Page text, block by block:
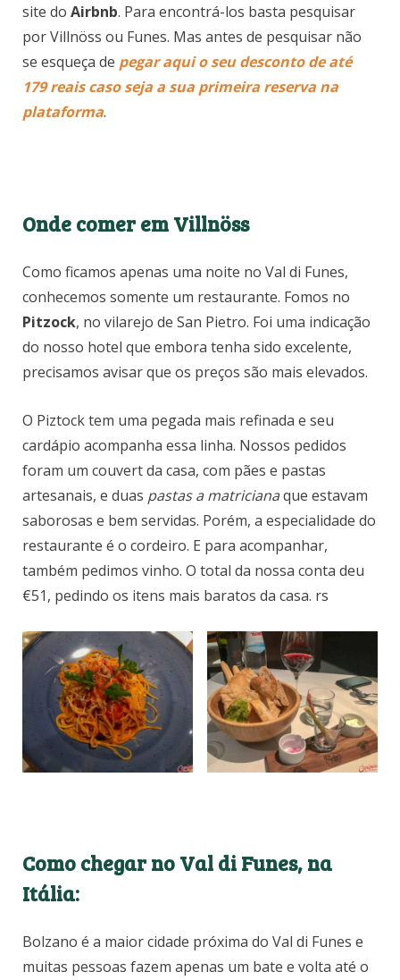
site do Airbnb. Para encontrá-los basta pesquisar
por Villnöss ou Funes. Mas antes de pesquisar não
se esqueça de pegar aqui o seu desconto de até
179 reais caso seja a sua primeira reserva na
plataforma.
Onde comer em Villnöss
Como ficamos apenas uma noite no Val di Funes,
conhecemos somente um restaurante. Fomos no
Pitzock, no vilarejo de San Pietro. Foi uma indicação
do nosso hotel que embora tenha sido excelente,
precisamos avisar que os preços são mais elevados.
O Piztock tem uma pegada mais refinada e seu
cardápio acompanha essa linha. Nossos pedidos
foram um couvert da casa, com pães e pastas
artesanais, e duas pastas a matricianaque estavam
saborosas e bem servidas. Porém, a especialidade do
restaurante é o cordeiro. E para acompanhar,
também pedimos vinho. O total da nossa conta deu
€51, pedindo os itens mais baratos da casa. rs
Como chegar no Val di Funes, na
Itália:
Bolzano é a maior cidade próxima do Val di Funes e
muitas pessoas fazem apenas um bate e volta até o